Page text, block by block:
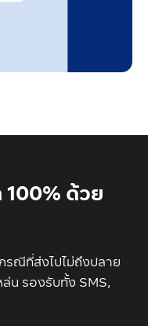
100% ด้วย
รณีที่ส่งไปไม่ถึงปลาย
น รองรับทั้ง SMS,